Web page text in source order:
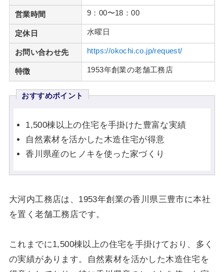
営業時間 9：00〜18：00
定休日 水曜日
お問い合わせ先 https://okochi.co.jp/request/
特徴 1953年創業の老舗工務店
おすすめポイント
1,500棟以上の住宅を手掛けた豊富な実績
自然素材を活かした木造住宅が得意
香川県産のヒノキを使った家づくり
大河内工務店は、1953年創業の香川県三豊市に本社
を置く老舗工務店です。
これまでに1,500棟以上の住宅を手掛けており、多く
の実績があります。自然素材を活かした木造住宅を